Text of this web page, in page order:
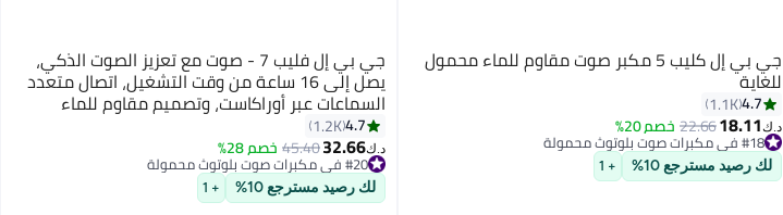
جي بي إل كليب 5 مكبر صوت مقاوم للماء محمول
للغاية
4.7
1.1K
د.ك‏18.11
22.66خصم 20% #18 في مكبرات صوت بلوتوث محمولة
باقي 4 وحدات في المخزون
#18 في مكبرات صوت بلوتوث محمولة
لك رصيد مسترجع 10% + 1
جي بي إل فليب 7 - صوت مع تعزيز الصوت الذكي،
يصل إلى 16 ساعة من وقت التشغيل، اتصال متعدد
السماعات عبر أوراكاست، وتصميم مقاوم للماء
والغبار والسقوط لجميع المغامرات
4.7
1.2K
د.ك‏32.66
45.40 خصم 28%
#20 في مكبرات صوت بلوتوث محمولة
#20 في مكبرات صوت بلوتوث محمولة
لك رصيد مسترجع 10% + 1